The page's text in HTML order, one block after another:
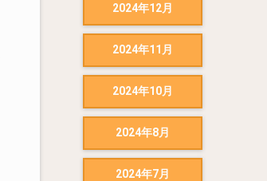
2024年12月
2024年11月
2024年10月
2024年8月
2024年7月